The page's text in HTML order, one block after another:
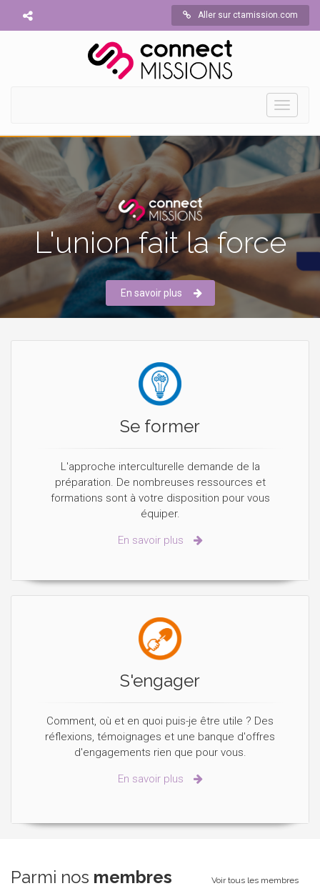
Aller sur ctamission.com
Toggle
L'union fait la force
En savoir plus
Se former
L'approche interculturelle demande de la
préparation. De nombreuses ressources et
formations sont à votre disposition pour vous
équiper.
En savoir plus
S'engager
Comment, où et en quoi puis-je être utile ? Des
réflexions, témoignages et une banque d'offres
d'engagements rien que pour vous.
En savoir plus
Parmi nos membres Voir tous les membres